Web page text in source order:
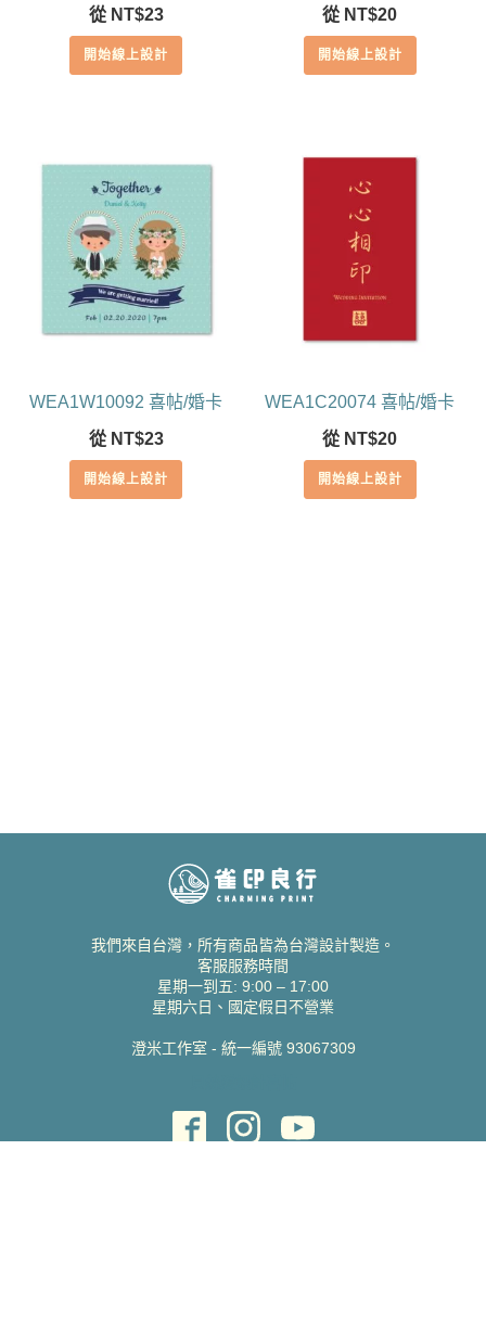
從 NT$23
開始線上設計
從 NT$20
開始線上設計
WEA1W10092 喜帖/婚卡
從 NT$23
開始線上設計
WEA1C20074 喜帖/婚卡
從 NT$20
開始線上設計
我們來自台灣，所有商品皆為台灣設計製造。
客服服務時間
星期一到五: 9:00 – 17:00
星期六日、國定假日不營業
澄米工作室 - 統一編號 93067309